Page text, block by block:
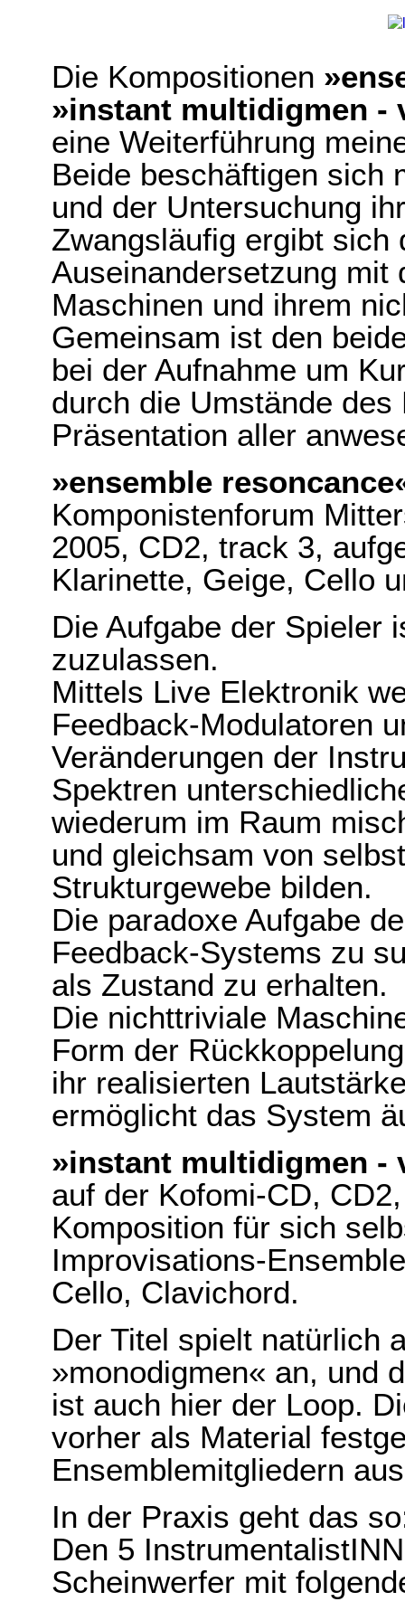
Die Kompositionen
»instant multidigmen -
eine Weiterführung
Beide beschäftigen sich
und der Untersuchung
Zwangsläufig ergibt sich
Auseinandersetzung mit
Maschinen und ihrem
Gemeinsam ist den
bei der Aufnahme um
durch die Umstände
Präsentation aller
»ensemble
Komponistenforum
2005, CD2, track 3,
Klarinette, Geige, Cello
Die Aufgabe der Spieler
zuzulassen.
Mittels Live Elektronik
Feedback-Modulatoren
Veränderungen der
Spektren
wiederum im Raum
und gleichsam von
Strukturgewebe bilden.
Die paradoxe Aufgabe
Feedback-Systems zu
als Zustand zu erhalten.
Die nichttriviale
Form der
ihr realisierten
ermöglicht das System
»instant multidigmen -
auf der Kofomi-CD,
Komposition für sich
Improvisations-
Cello, Clavichord.
Der Titel spielt natürlich
»monodigmen« an, und
ist auch hier der Loop.
vorher als Material
Ensemblemitgliedern
In der Praxis geht das
Den 5
Scheinwerfer mit